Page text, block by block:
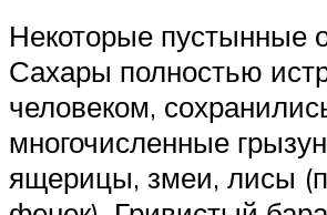
Некоторые пустынные
Сахары полностью
человеком,
многочисленные
ящерицы, змеи, лисы